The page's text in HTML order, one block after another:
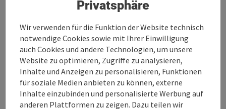
Kontakt
Öffnungszeiten
Küche
Privatsphäre
Wir verwenden für die Funktion der Website technisch
notwendige Cookies sowie mit Ihrer Einwilligung
auch Cookies und andere Technologien, um unsere
Website zu optimieren, Zugriffe zu analysieren,
Inhalte und Anzeigen zu personalisieren, Funktionen
für soziale Medien anbieten zu können, externe
Inhalte einzubinden und personalisierte Werbung auf
anderen Plattformen zu zeigen. Dazu teilen wir